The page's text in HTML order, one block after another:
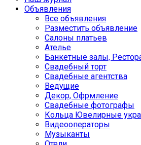
Объявления
Все объявления
Разместить объявление
Салоны платьев
Ателье
Банкетные залы,
Свадебный торт
Свадебные агентства
Ведущие
Декор, Офрмление
Свадебные фотографы
Кольца Ювелирные
Видеооператоры
Музыканты